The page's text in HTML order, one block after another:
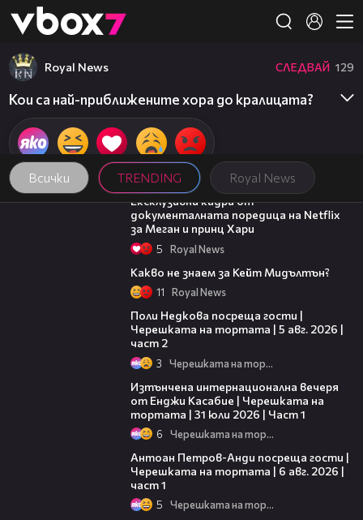
👾
Всички TRENDING Royal News
Royal News СЛЕДВАЙ 129
Кои са най-приближените хора до кралицата?
00:46
Ексклузивни кадри от
документалната поредица на Netflix
за Меган и принц Хари
5 Royal News
Какво не знаем за Кейт Мидълтън?
11 Royal News
Поли Недкова посреща гости |
Черешката на тортата | 5 авг. 2026 |
част 2
3 Черешката на тортата
Изтънчена интернационална вечеря
от Енджи Касабие | Черешката на
тортата | 31 юли 2026 | Част 1
6 Черешката на тортата
Антоан Петров-Анди посреща гости |
Черешката на тортата | 6 авг. 2026 |
част 1
5 Черешката на тортата